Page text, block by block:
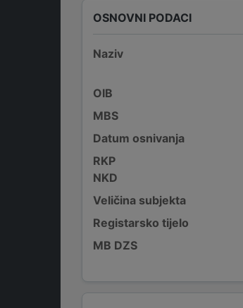
OSNOVNI PODACI
Naziv
OIB
MBS
Datum osnivanja
RKP
NKD
Veličina subjekta
Registarsko tijelo
MB DZS